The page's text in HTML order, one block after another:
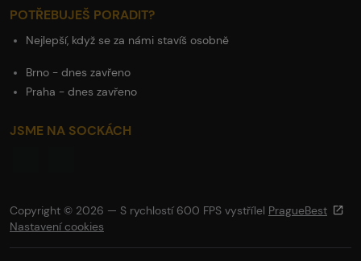
POTŘEBUJEŠ PORADIT?
Nejlepší, když se za námi stavíš osobně
Brno - dnes zavřeno
Praha - dnes zavřeno
JSME NA SOCKÁCH
Copyright © 2026 — S rychlostí 600 FPS vystřílel PragueBest
Nastavení cookies